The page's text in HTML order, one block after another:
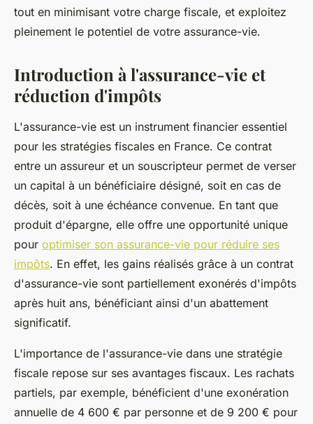
tout en minimisant votre charge fiscale, et exploitez
pleinement le potentiel de votre assurance-vie.
Introduction à l'assurance-vie et
réduction d'impôts
L'assurance-vie est un instrument financier essentiel
pour les stratégies fiscales en France. Ce contrat
entre un assureur et un souscripteur permet de verser
un capital à un bénéficiaire désigné, soit en cas de
décès, soit à une échéance convenue. En tant que
produit d'épargne, elle offre une opportunité unique
pour optimiser son assurance-vie pour réduire ses
impôts. En effet, les gains réalisés grâce à un contrat
d'assurance-vie sont partiellement exonérés d'impôts
après huit ans, bénéficiant ainsi d'un abattement
significatif.
L'importance de l'assurance-vie dans une stratégie
fiscale repose sur ses avantages fiscaux. Les rachats
partiels, par exemple, bénéficient d'une exonération
annuelle de 4 600 € par personne et de 9 200 € pour